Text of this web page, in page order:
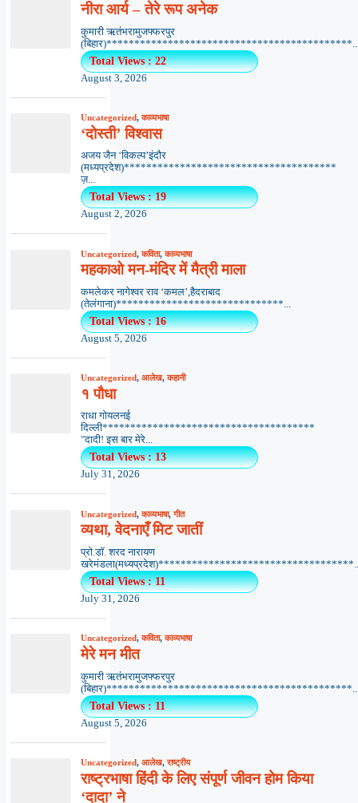
नीरा आर्य – तेरे रूप अनेक
कुमारी ऋतंभरामुजफ्फरपुर
Total Views : 22
August 3, 2026
Uncategorized,काव्यभाषा
‘दोस्ती’ विश्वास
अजय जैन ‘विकल्प’इंदौर
(मध्यप्रदेश)**************************************
ज़...
Total Views : 19
August 2, 2026
Uncategorized,कविता,काव्यभाषा
महकाओ मन-मंदिर में मैत्री माला
कमलेकर नागेश्वर राव ‘कमल’,हैदराबाद
(तेलंगाना)******************************...
Total Views : 16
August 5, 2026
Uncategorized, आलेख,कहानी
१ पौधा
राधा गोयलनई
दिल्ली**************************************
"दादी! इस बार मेरे...
Total Views : 13
July 31, 2026
Uncategorized,काव्यभाषा,गीत
व्यथा, वेदनाएँ मिट जातीं
प्रो.डॉ. शरद नारायण
Total Views : 11
July 31, 2026
Uncategorized,कविता,काव्यभाषा
मेरे मन मीत
कुमारी ऋतंभरामुजफ्फरपुर
Total Views : 11
August 5, 2026
Uncategorized, आलेख,राष्ट्रीय
राष्ट्रभाषा हिंदी के लिए संपूर्ण जीवन होम किया
‘दादा’ ने